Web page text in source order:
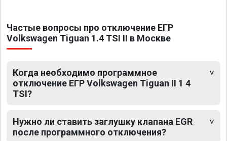
Частые вопросы про отключение ЕГР
Volkswagen Tiguan 1.4 TSI II в Москве
Когда необходимо программное
отключение ЕГР Volkswagen Tiguan II 1 4
TSI?
Нужно ли ставить заглушку клапана EGR
после программного отключения?